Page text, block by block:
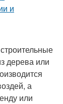
дерева или
а
или